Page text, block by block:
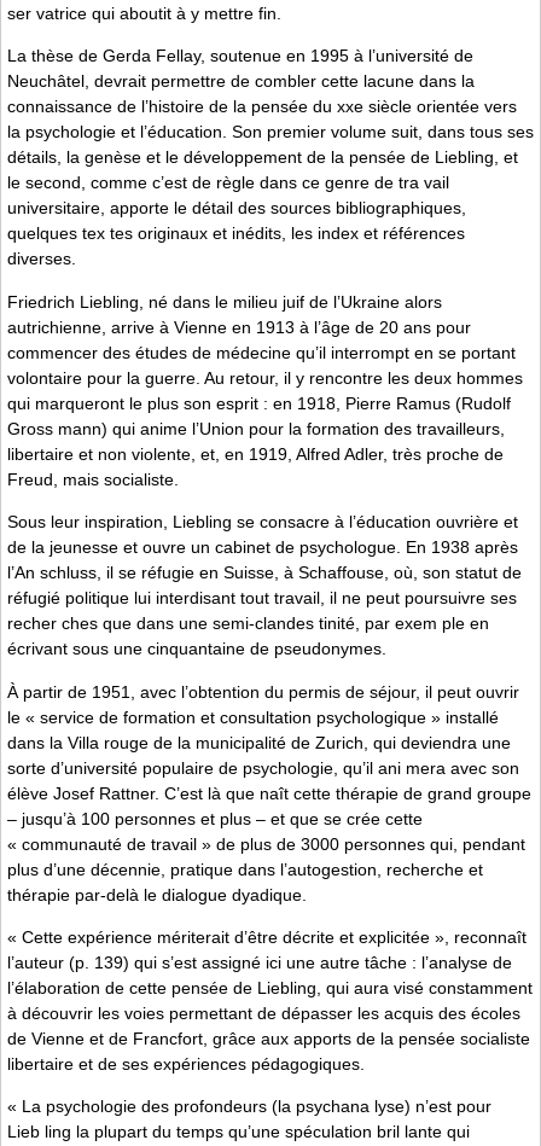
ser­ vatrice qui aboutit à y mettre fin.
La thèse de Gerda Fellay, soutenue en 1995 à l’université de
Neuchâtel, devrait permettre de combler cette lacune dans la
connaissance de l’histoire de la pensée du xxe siècle orientée vers
la psychologie et l’éducation. Son premier volume suit, dans tous ses
détails, la genèse et le développement de la pensée de Liebling, et
le second, comme c’est de règle dans ce genre de tra­ vail
universitaire, apporte le détail des sources bibliographiques,
quelques tex­ tes originaux et inédits, les index et références
diverses.
Friedrich Liebling, né dans le milieu juif de l’Ukraine alors
autrichienne, arrive à Vienne en 1913 à l’âge de 20 ans pour
commencer des études de médecine qu’il interrompt en se portant
volontaire pour la guerre. Au retour, il y rencontre les deux hommes
qui marqueront le plus son esprit : en 1918, Pierre Ramus (Rudolf
Gross­ mann) qui anime l’Union pour la formation des travailleurs,
libertaire et non violente, et, en 1919, Alfred Adler, très proche de
Freud, mais socialiste.
Sous leur inspiration, Liebling se consacre à l’éducation ouvrière et
de la jeunesse et ouvre un cabinet de psychologue. En 1938 après
l’An­ schluss, il se réfugie en Suisse, à Schaffouse, où, son statut de
réfugié politique lui interdisant tout travail, il ne peut poursuivre ses
recher­ ches que dans une semi-clandes­ tinité, par exem­ ple en
écrivant sous une cinquantaine de pseudonymes.
À partir de 1951, avec l’obtention du permis de séjour, il peut ouvrir
le « service de formation et consultation psychologique » installé
dans la Villa rouge de la municipalité de Zurich, qui deviendra une
sorte d’université populaire de psychologie, qu’il ani­ mera avec son
élève Josef Rattner. C’est là que naît cette thérapie de grand groupe
– jusqu’à 100 personnes et plus – et que se crée cette
« communauté de travail » de plus de 3000 personnes qui, pendant
plus d’une décennie, pratique dans l’autogestion, recherche et
thérapie par-delà le dialogue dyadique.
« Cette expérience mériterait d’être décrite et explicitée », reconnaît
l’auteur (p. 139) qui s’est assigné ici une autre tâche : l’analyse de
l’élaboration de cette pensée de Liebling, qui aura visé constamment
à découvrir les voies permettant de dépasser les acquis des écoles
de Vienne et de Francfort, grâce aux apports de la pensée socialiste
libertaire et de ses expériences pédagogiques.
« La psychologie des profondeurs (la psychana­ lyse) n’est pour
Lieb­ ling la plupart du temps qu’une spéculation bril­ lante qui